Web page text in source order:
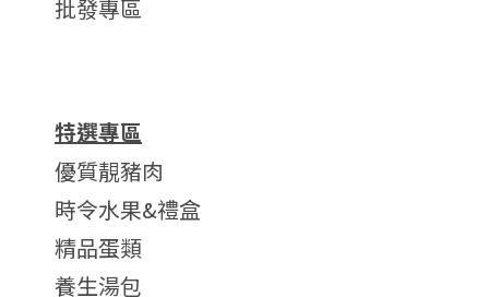
批發專區
特選專區
優質靚豬肉
時令水果&禮盒
精品蛋類
養生湯包